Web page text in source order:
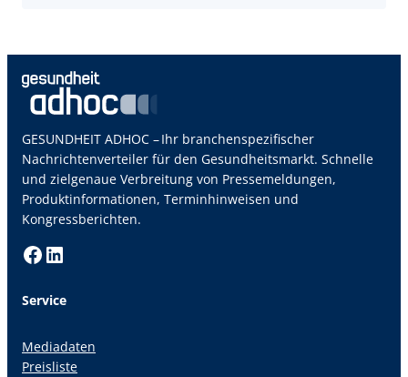
GESUNDHEIT ADHOC – Ihr branchenspezifischer
Nachrichtenverteiler für den Gesundheitsmarkt. Schnelle
und zielgenaue Verbreitung von Pressemeldungen,
Produktinformationen, Terminhinweisen und
Kongressberichten.
Facebook LinkedIn
Service
Mediadaten
Preisliste